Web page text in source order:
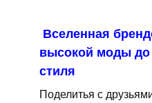
Вселенная
высокой моды до
стиля
Поделитья с